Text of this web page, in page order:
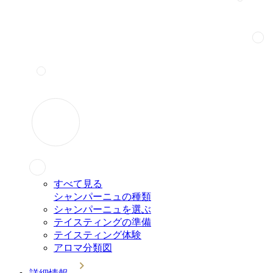
すべて見る
シャンパーニュの種類
シャンパーニュを選ぶ
テイスティングの準備
テイスティング体験
アロマ分類図